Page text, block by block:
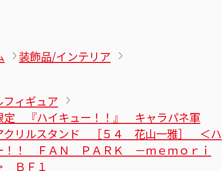
装飾品/インテリア
ィギュア
定 『ハイキュー！！』 キャラパネ軍
クリルスタンド ［５４ 花山一雅］ ＜ハ
！！ ＦＡＮ ＰＡＲＫ －ｍｅｍｏｒｉ
ＢＦ１